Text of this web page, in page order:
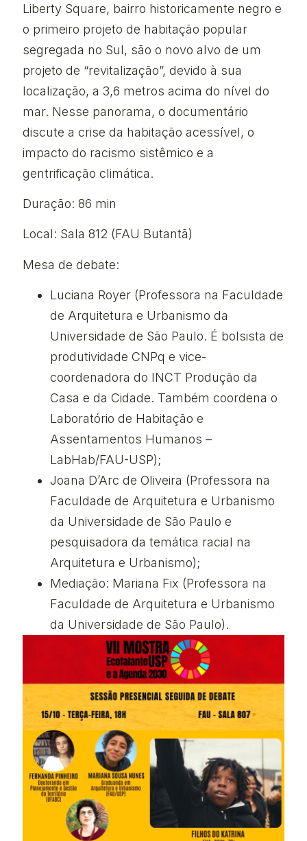
Liberty Square, bairro historicamente negro e
o primeiro projeto de habitação popular
segregada no Sul, são o novo alvo de um
projeto de “revitalização”, devido à sua
localização, a 3,6 metros acima do nível do
mar. Nesse panorama, o documentário
discute a crise da habitação acessível, o
impacto do racismo sistêmico e a
gentrificação climática.
Duração: 86 min
Local: Sala 812 (FAU Butantã)
Mesa de debate:
Luciana Royer (Professora na Faculdade
de Arquitetura e Urbanismo da
Universidade de São Paulo. É bolsista de
produtividade CNPq e vice-
coordenadora do INCT Produção da
Casa e da Cidade. Também coordena o
Laboratório de Habitação e
Assentamentos Humanos –
LabHab/FAU-USP);
Joana D’Arc de Oliveira (Professora na
Faculdade de Arquitetura e Urbanismo
da Universidade de São Paulo e
pesquisadora da temática racial na
Arquitetura e Urbanismo);
Mediação: Mariana Fix (Professora na
Faculdade de Arquitetura e Urbanismo
da Universidade de São Paulo).